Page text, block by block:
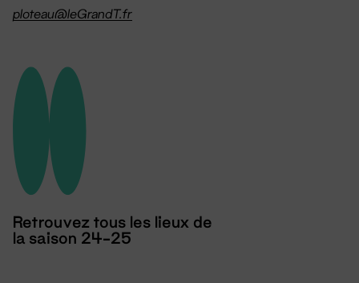
ploteau@leGrandT.fr
Retrouvez tous les lieux de
la saison 24-25